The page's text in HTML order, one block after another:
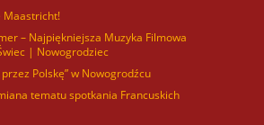
Maastricht!
– Najpiękniejsza Muzyka Filmowa
| Nowogrodziec
Polskę” w Nowogrodźcu
tematu spotkania Francuskich